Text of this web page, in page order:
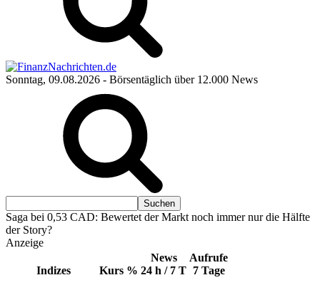
Sonntag, 09.08.2026 - Börsentäglich über 12.000 News
Saga bei 0,53 CAD: Bewertet der Markt noch immer nur die Hälfte
der Story?
Anzeige
Indizes Kurs %
News
24 h / 7 T
Aufrufe
7 Tage